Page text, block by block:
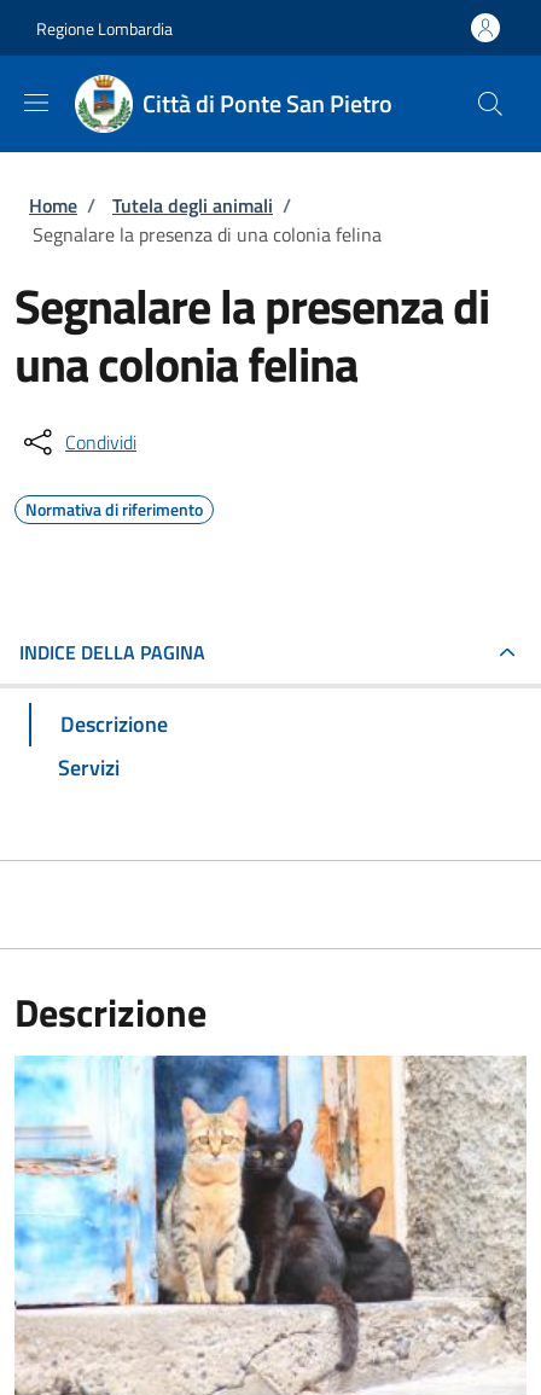
Regione Lombardia
Città di Ponte San Pietro
Briciole di pane
Home / Tutela degli animali /
Segnalare la presenza di una colonia felina
Segnalare la presenza di
una colonia felina
Condividi
Normativa di riferimento
INDICE DELLA PAGINA
Descrizione
Servizi
Descrizione